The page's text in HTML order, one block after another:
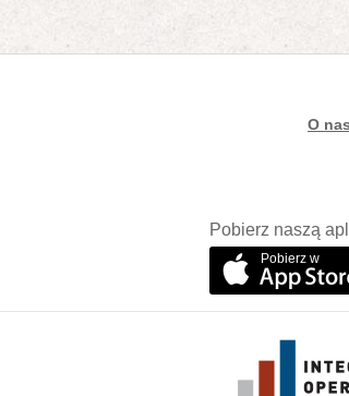
O nas
Pobierz naszą
Pobierz w